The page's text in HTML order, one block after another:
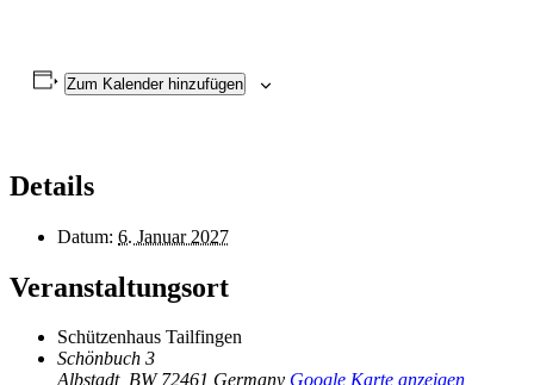
Zum Kalender hinzufügen
Details
Datum: 6. Januar 2027
Veranstaltungsort
Schützenhaus Tailfingen
Schönbuch 3
Albstadt, BW 72461 Germany Google Karte anzeigen